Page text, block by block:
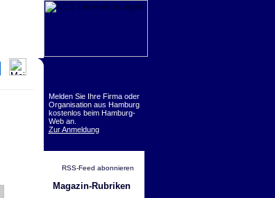
Melden Sie Ihre Firma oder
Organisation aus Hamburg
kostenlos beim Hamburg-
Web an.
Zur Anmeldung
RSS-Feed abonnieren
Magazin-Rubriken